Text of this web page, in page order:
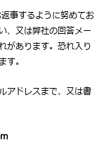
事するように努めてお
、又は弊社の回答メー
があります。恐れ入り
す。
アドレスまで、又は書